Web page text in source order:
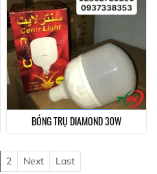
BÓNG TRỤ DIAMOND 30W
2 Next Last